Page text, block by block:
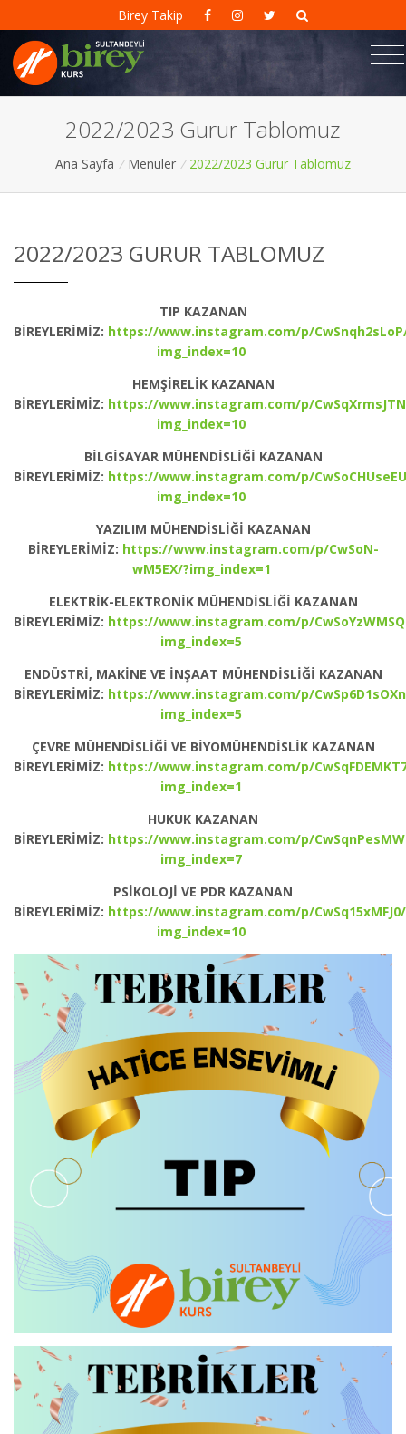
Birey Takip
2022/2023 Gurur Tablomuz
Ana Sayfa / Menüler / 2022/2023 Gurur Tablomuz
2022/2023 GURUR TABLOMUZ
TIP KAZANAN
BİREYLERİMİZ: https://www.instagram.com/p/
img_index=10
HEMŞİRELİK KAZANAN
BİREYLERİMİZ: https://www.instagram.com/p/
img_index=10
BİLGİSAYAR MÜHENDİSLİĞİ KAZANAN
BİREYLERİMİZ: https://www.instagram.com/p/
img_index=10
YAZILIM MÜHENDİSLİĞİ KAZANAN
BİREYLERİMİZ: https://www.instagram.com/p/CwSoN-
wM5EX/?img_index=1
ELEKTRİK-ELEKTRONİK MÜHENDİSLİĞİ KAZANAN
BİREYLERİMİZ: https://www.instagram.com/p/
img_index=5
ENDÜSTRİ, MAKİNE VE İNŞAAT MÜHENDİSLİĞİ KAZANAN
BİREYLERİMİZ: https://www.instagram.com/p/
img_index=5
ÇEVRE MÜHENDİSLİĞİ VE BİYOMÜHENDİSLİK KAZANAN
BİREYLERİMİZ: https://www.instagram.com/p/
img_index=1
HUKUK KAZANAN
BİREYLERİMİZ: https://www.instagram.com/p/
img_index=7
PSİKOLOJİ VE PDR KAZANAN
BİREYLERİMİZ: https://www.instagram.com/p/
img_index=10